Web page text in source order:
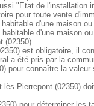
"Etat de
pour toute vente
d'une maison
d'une
(02350)
est obligatoire, il
a été pris par la
connaître la
Pierrepont (02350)